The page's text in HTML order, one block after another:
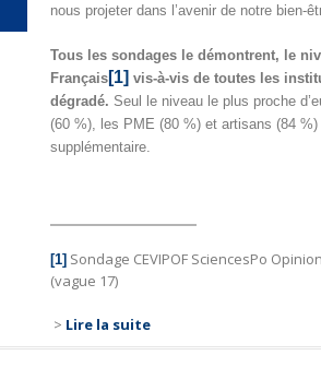
nous projeter dans l’avenir de notre bien-
Tous les sondages le démontrent, le
Français [1] vis-à-vis de toutes les
dégradé. Seul le niveau le plus proche
(60 %), les PME (80 %) et artisans (84 %)
supplémentaire.
[1] Sondage CEVIPOF SciencesPo
(vague 17)
> Lire la suite